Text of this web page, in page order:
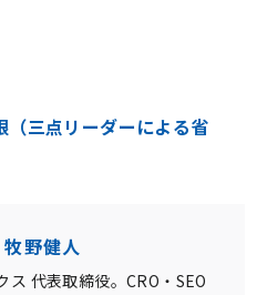
（三点リーダーによる省
牧野健人
ス 代表取締役。CRO・SEO